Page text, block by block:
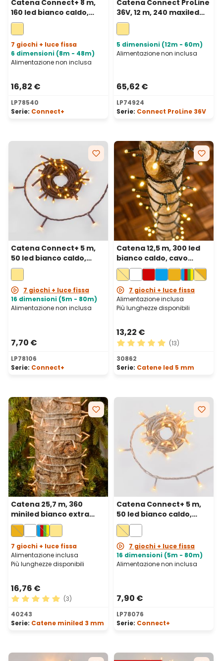
Catena Connect+ 8 m,
160 led bianco caldo,
cavo trasparente,
prolungabile
7 giochi + luce fissa
6 dimensioni (8m - 48m)
Alimentazione non inclusa
16,82 €
LP78540
Serie: Connect+
Catena Connect ProLine
36V, 12 m, 240 maxiled
bianco caldo, cavo
verde, prolungabile
5 dimensioni (12m - 60m)
Alimentazione non inclusa
65,62 €
LP74924
Serie: Connect ProLine 36V
Catena Connect+ 5 m,
50 led bianco caldo,
cavo marrone,
prolungabile
7 giochi + luce fissa
16 dimensioni (5m - 80m)
Alimentazione non inclusa
7,70 €
LP78106
Serie: Connect+
Catena 12,5 m, 300 led
bianco caldo, cavo
verde
7 giochi + luce fissa
Alimentazione inclusa
Più lunghezze disponibili
13,22 €
Valutazione media di 5 su
(13)
30862
Serie: Catene led 5 mm
Catena 25,7 m, 360
miniled bianco extra
caldo, cavo trasparente
7 giochi + luce fissa
Alimentazione inclusa
Più lunghezze disponibili
16,76 €
Valutazione media di 5 su 5 stelle
(3)
40243
Serie: Catene miniled 3 mm
Catena Connect+ 5 m,
50 led bianco caldo,
cavo trasparente,
prolungabile
7 giochi + luce fissa
16 dimensioni (5m - 80m)
Alimentazione non inclusa
7,90 €
LP78076
Serie: Connect+